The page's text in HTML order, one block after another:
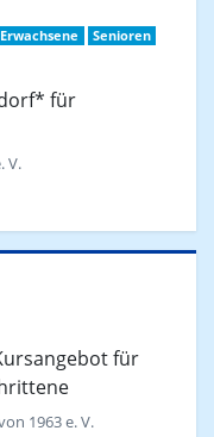
Erwachsene Senioren
für
V.
für
1963 e. V.